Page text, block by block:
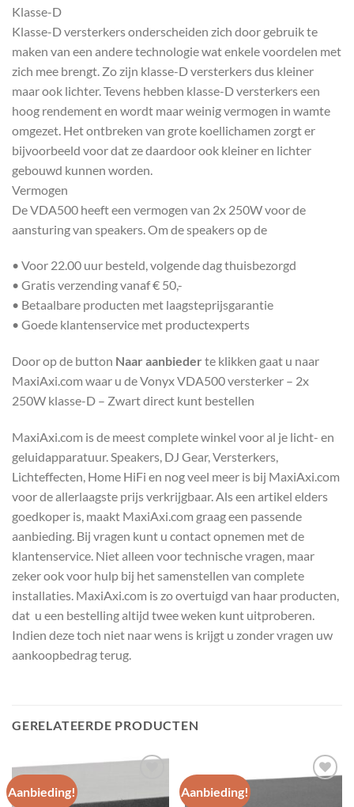
Klasse-D
Klasse-D versterkers onderscheiden zich door gebruik te
maken van een andere technologie wat enkele voordelen met
zich mee brengt. Zo zijn klasse-D versterkers dus kleiner
maar ook lichter. Tevens hebben klasse-D versterkers een
hoog rendement en wordt maar weinig vermogen in wamte
omgezet. Het ontbreken van grote koellichamen zorgt er
bijvoorbeeld voor dat ze daardoor ook kleiner en lichter
gebouwd kunnen worden.
Vermogen
De VDA500 heeft een vermogen van 2x 250W voor de
aansturing van speakers. Om de speakers op de
• Voor 22.00 uur besteld, volgende dag thuisbezorgd
• Gratis verzending vanaf € 50,-
• Betaalbare producten met laagsteprijsgarantie
• Goede klantenservice met productexperts
Door op de button Naar aanbieder te klikken gaat u naar
MaxiAxi.com waar u de Vonyx VDA500 versterker – 2x
250W klasse-D – Zwart direct kunt bestellen
MaxiAxi.com is de meest complete winkel voor al je licht- en
geluidapparatuur. Speakers, DJ Gear, Versterkers,
Lichteffecten, Home HiFi en nog veel meer is bij MaxiAxi.com
voor de allerlaagste prijs verkrijgbaar. Als een artikel elders
goedkoper is, maakt MaxiAxi.com graag een passende
aanbieding. Bij vragen kunt u contact opnemen met de
klantenservice. Niet alleen voor technische vragen, maar
zeker ook voor hulp bij het samenstellen van complete
installaties. MaxiAxi.com is zo overtuigd van haar producten,
dat u een bestelling altijd twee weken kunt uitproberen.
Indien deze toch niet naar wens is krijgt u zonder vragen uw
aankoopbedrag terug.
GERELATEERDE PRODUCTEN
Aanbieding! Aanbieding!